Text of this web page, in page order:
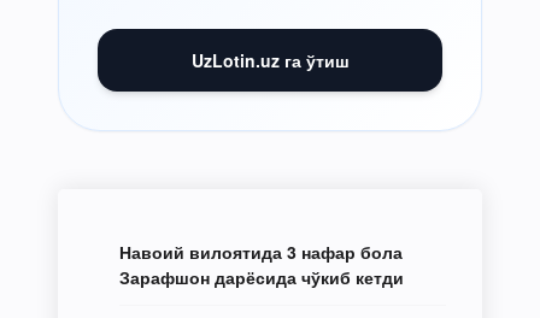
UzLotin.uz га ўтиш
Навоий вилоятида 3 нафар бола
Зарафшон дарёсида чўкиб кетди